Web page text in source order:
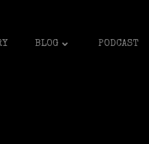
BLOG PODCAST